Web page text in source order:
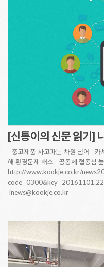
[신통이의 신문 읽기]
- 중고제품 사고파는 차원 넘어 - 카
해 환경문제 해소 - 공동체 협동심
http://www.kookje.co.kr/
inews@kookje.co.kr